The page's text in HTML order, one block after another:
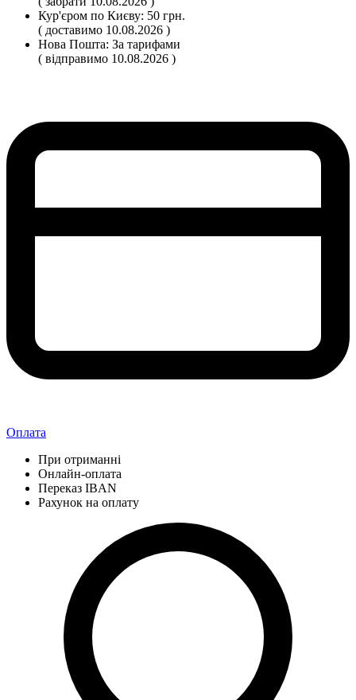
Кур'єром по Києву: 50 грн.
( доставимо 10.08.2026 )
Нова Пошта: За тарифами
( відправимо 10.08.2026 )
Оплата
При отриманні
Онлайн-оплата
Переказ IBAN
Рахунок на оплату